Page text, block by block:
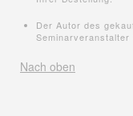
Der Autor des
Seminarveranstalter
Nach oben